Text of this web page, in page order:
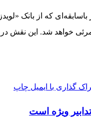
باسابقه‌ای که از بانک
خواهد شد. این
گذاری با ایمیل چاپ
ویژه است